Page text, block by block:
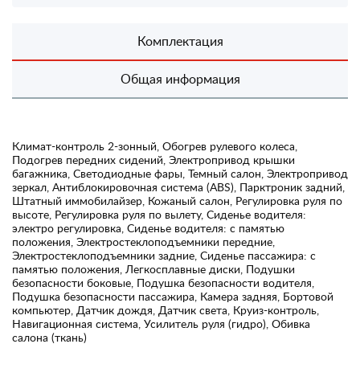
Комплектация
Общая информация
Климат-контроль 2-зонный, Обогрев рулевого колеса,
Подогрев передних сидений, Электропривод крышки
багажника, Светодиодные фары, Темный салон, Электропривод
зеркал, Антиблокировочная система (ABS), Парктроник задний,
Штатный иммобилайзер, Кожаный салон, Регулировка руля по
высоте, Регулировка руля по вылету, Сиденье водителя:
электро регулировка, Сиденье водителя: с памятью
положения, Электростеклоподъемники передние,
Электростеклоподъемники задние, Сиденье пассажира: с
памятью положения, Легкосплавные диски, Подушки
безопасности боковые, Подушка безопасности водителя,
Подушка безопасности пассажира, Камера задняя, Бортовой
компьютер, Датчик дождя, Датчик света, Круиз-контроль,
Навигационная система, Усилитель руля (гидро), Обивка
салона (ткань)